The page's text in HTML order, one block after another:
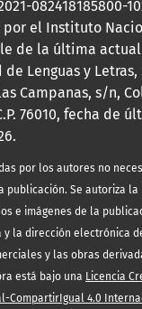
082418185800-
por el Instituto
de la última
Lenguas y Letras,
Campanas, s/n,
76010, fecha de
por los autores no
publicación. Se autoriza
e imágenes de la
la dirección electrónica
y las obras
está bajo una Licencia
CompartirIgual 4.0